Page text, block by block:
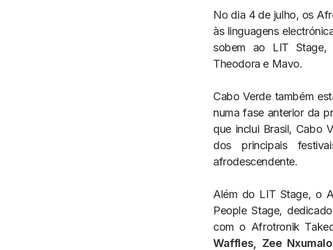
No dia 4 de julho, os
às linguagens
sobem ao LIT Stage,
Theodora e Mavo.
Cabo Verde também
numa fase anterior da
que inclui Brasil, Cabo
dos principais
afrodescendente.
Além do LIT Stage, o
People Stage,
com o Afrotronik
Waffles, Zee